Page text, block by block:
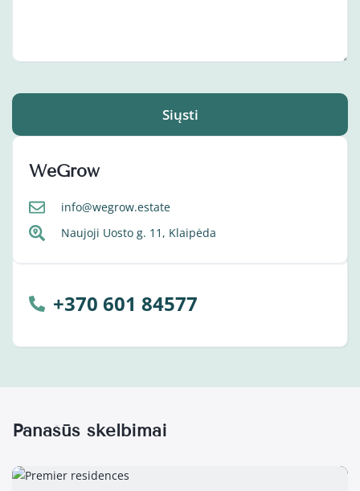
Siųsti
WeGrow
info@wegrow.estate
Naujoji Uosto g. 11, Klaipėda
+370 601 84577
Panašūs skelbimai